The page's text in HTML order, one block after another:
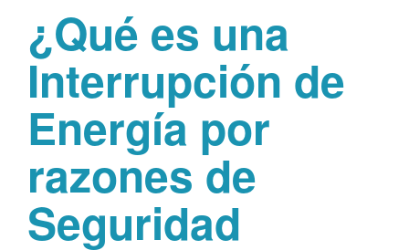
¿Qué es una
Interrupción de
Energía por
razones de
Seguridad